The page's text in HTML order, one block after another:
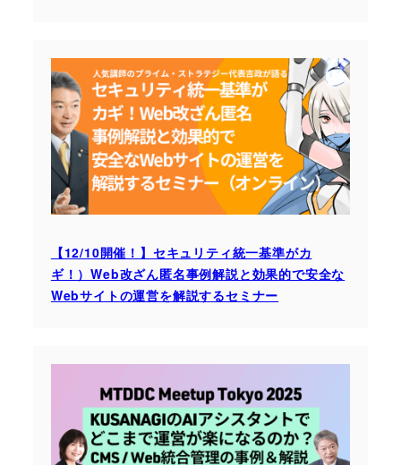
【12/10開催！】セキュリティ統一基準がカ
ギ！）Web改ざん匿名事例解説と効果的で安全な
Webサイトの運営を解説するセミナー